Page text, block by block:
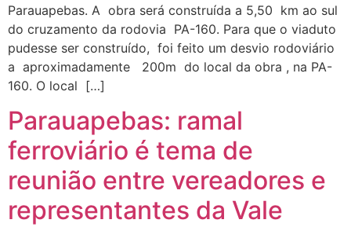
Parauapebas. A obra será construída a 5,50 km ao sul
do cruzamento da rodovia PA-160. Para que o viaduto
pudesse ser construído, foi feito um desvio rodoviário
a aproximadamente 200m do local da obra , na PA-
160. O local […]
Parauapebas: ramal
ferroviário é tema de
reunião entre vereadores e
representantes da Vale